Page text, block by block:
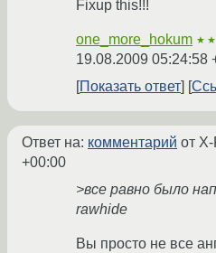
Fixup this!!!
one_more_hokum
19.08.2009 05:24:58
Показать ответ
Ответ на: комментарий от
+00:00
>все равно было
rawhide
Вы просто не все